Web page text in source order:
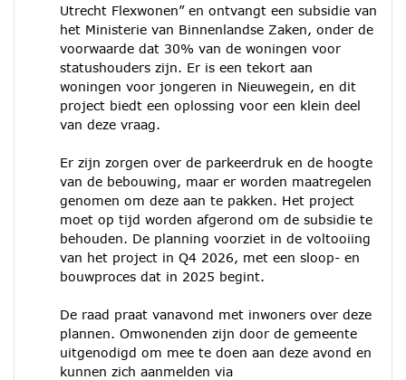
Utrecht Flexwonen” en ontvangt een subsidie van
het Ministerie van Binnenlandse Zaken, onder de
voorwaarde dat 30% van de woningen voor
statushouders zijn. Er is een tekort aan
woningen voor jongeren in Nieuwegein, en dit
project biedt een oplossing voor een klein deel
van deze vraag.
Er zijn zorgen over de parkeerdruk en de hoogte
van de bebouwing, maar er worden maatregelen
genomen om deze aan te pakken. Het project
moet op tijd worden afgerond om de subsidie te
behouden. De planning voorziet in de voltooiing
van het project in Q4 2026, met een sloop- en
bouwproces dat in 2025 begint.
De raad praat vanavond met inwoners over deze
plannen. Omwonenden zijn door de gemeente
uitgenodigd om mee te doen aan deze avond en
kunnen zich aanmelden via